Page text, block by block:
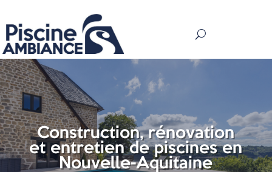
Construction, rénovation
et entretien de piscines en
Nouvelle-Aquitaine